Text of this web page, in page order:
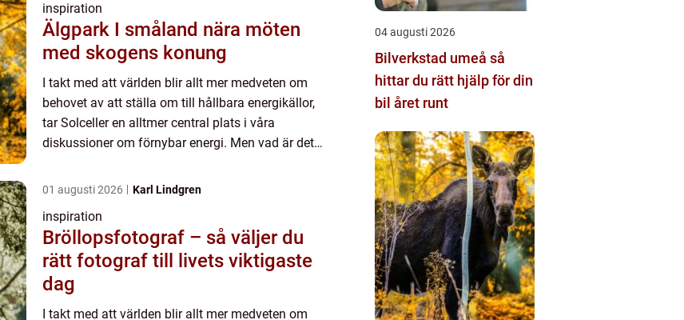
inspiration
Älgpark I småland nära möten
med skogens konung
I takt med att världen blir allt mer medveten om
behovet av att ställa om till hållbara energikällor,
tar Solceller en alltmer central plats i våra
diskussioner om förnybar energi. Men vad är det
...
01 augusti 2026 Karl Lindgren
inspiration
Bröllopsfotograf – så väljer du
rätt fotograf till livets viktigaste
dag
I takt med att världen blir allt mer medveten om
04 augusti 2026
Bilverkstad umeå så
hittar du rätt hjälp för din
bil året runt